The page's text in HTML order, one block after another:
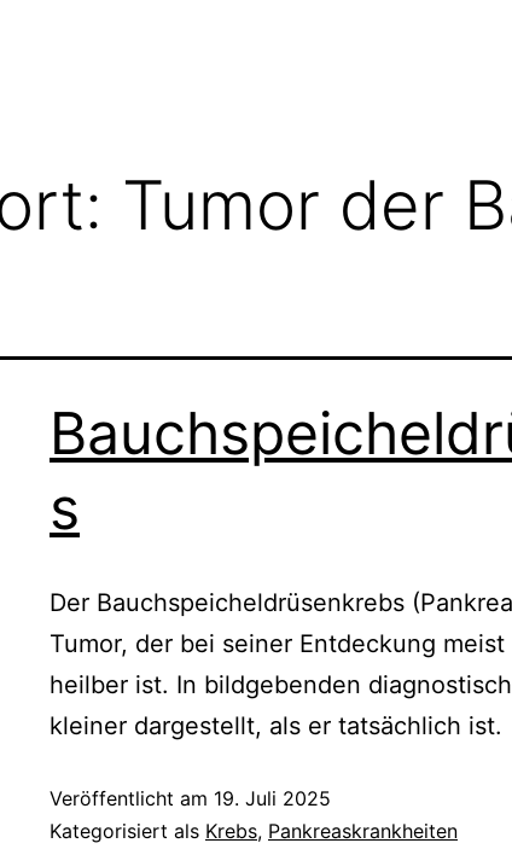
Tumor der
s
Der Bauchspeicheldrüsenkrebs
Tumor, der bei seiner Entdeckung
heilber ist. In bildgebenden
kleiner dargestellt, als er tatsächlich ist.
Veröffentlicht am 19. Juli 2025
Kategorisiert als Krebs, Pankreaskrankheiten